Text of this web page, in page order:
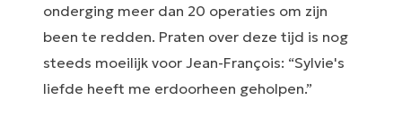
onderging meer dan 20 operaties om zijn
been te redden. Praten over deze tijd is nog
steeds moeilijk voor Jean-François: “Sylvie's
liefde heeft me erdoorheen geholpen.”